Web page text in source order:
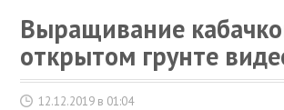
Выращивание
открытом грунте
12.12.2019 в 01:04